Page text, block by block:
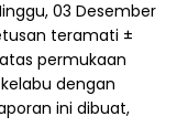
03 Desember
teramati ±
permukaan
dengan
ini dibuat,